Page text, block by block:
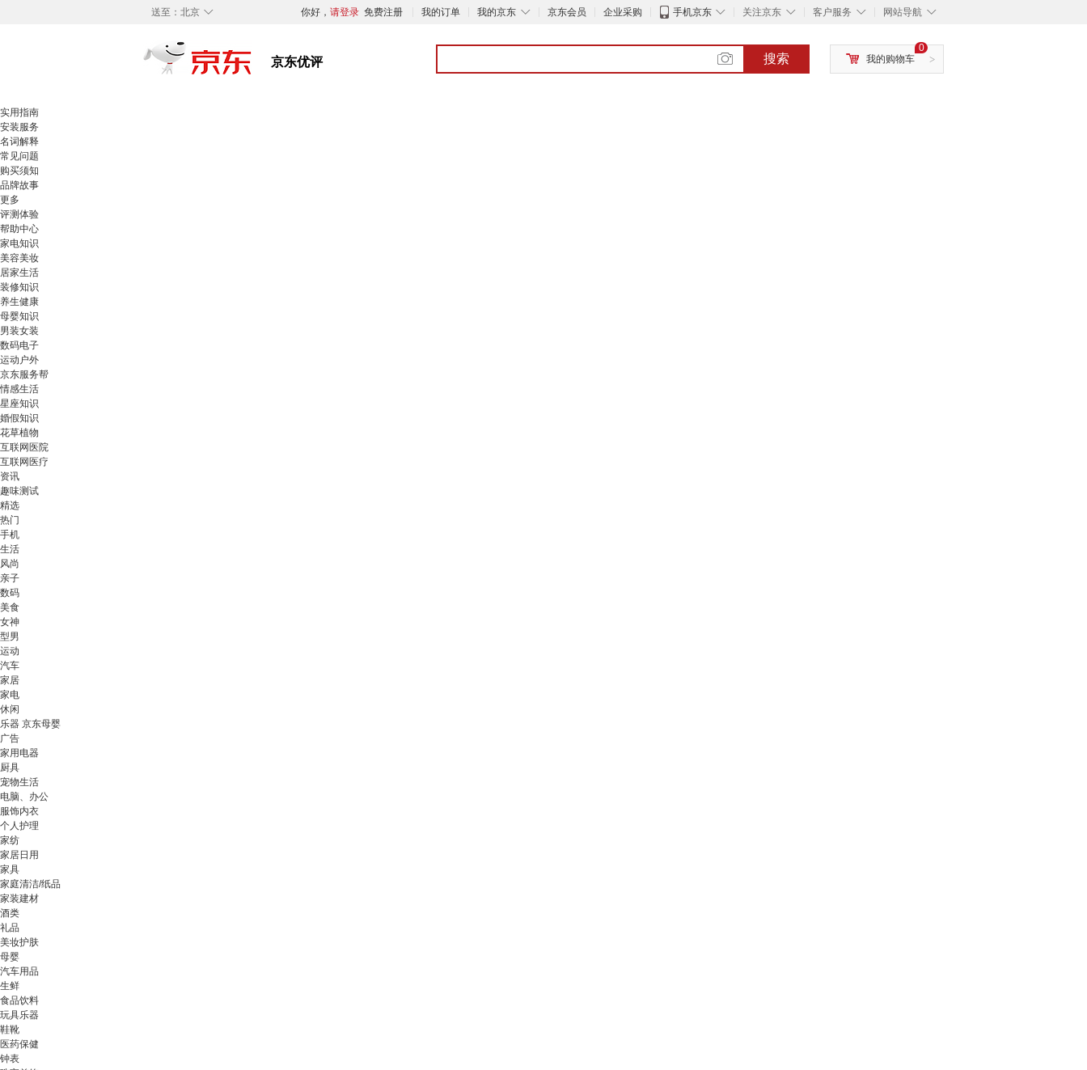
◇
送至： 北京 你好， 请登录 免费注册 我的订单 ◇
我的京东 京东会员 企业采购 ◇
手机京东 ◇
关注京东 ◇
客户服务 ◇
网站导航
搜索 >
0
我的购物车
实用指南
安装服务
名词解释
常见问题
购买须知
品牌故事
更多
评测体验
帮助中心
家电知识
美容美妆
居家生活
装修知识
养生健康
母婴知识
男装女装
数码电子
运动户外
京东服务帮
情感生活
星座知识
婚假知识
花草植物
互联网医院
互联网医疗
资讯
趣味测试
精选
热门
手机
生活
风尚
亲子
数码
美食
女神
型男
运动
汽车
家居
家电
休闲
乐器 京东母婴
广告
家用电器
厨具
宠物生活
电脑、办公
服饰内衣
个人护理
家纺
家居日用
家具
家庭清洁/纸品
家装建材
酒类
礼品
美妆护肤
母婴
汽车用品
生鲜
食品饮料
玩具乐器
鞋靴
医药保健
钟表